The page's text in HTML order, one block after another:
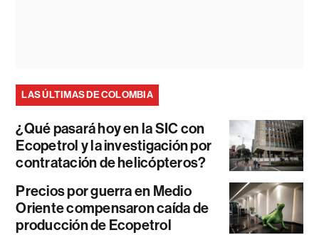
LAS ÚLTIMAS DE COLOMBIA
¿Qué pasará hoy en la SIC con
Ecopetrol y la investigación por
contratación de helicópteros?
Precios por guerra en Medio
Oriente compensaron caída de
producción de Ecopetrol